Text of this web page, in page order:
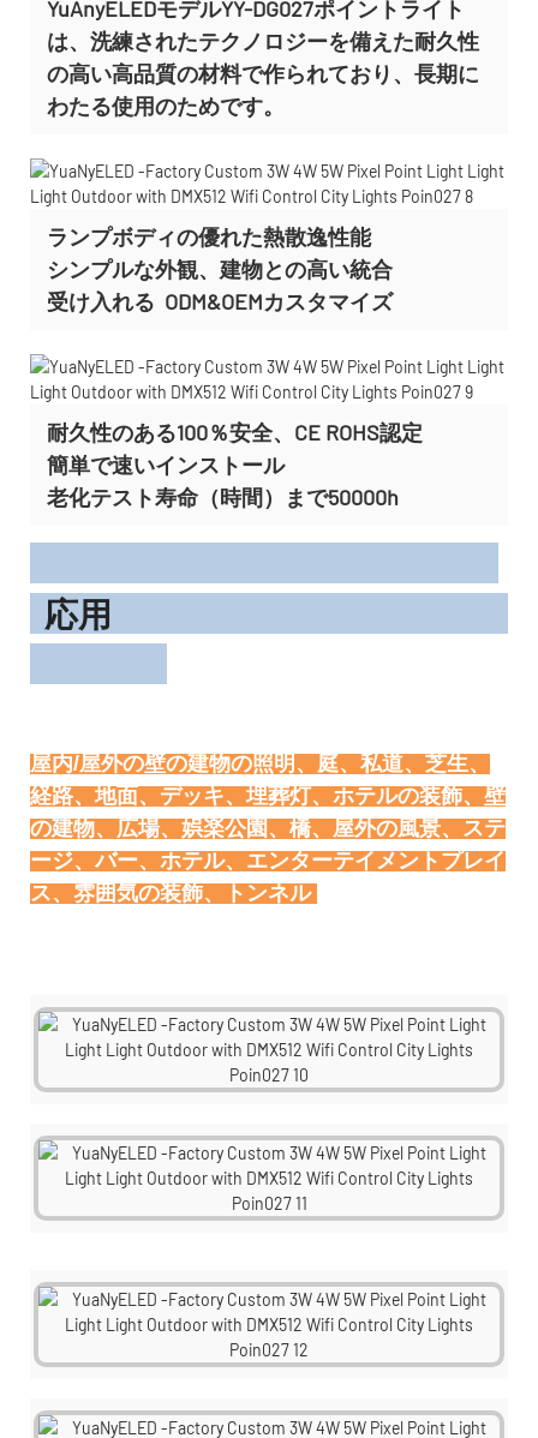
YuAnyELEDモデルYY-DG027ポイントライト
は、洗練されたテクノロジーを備えた耐久性
の高い高品質の材料で作られており、長期に
わたる使用のためです。
ランプボディの優れた熱散逸性能
シンプルな外観、建物との高い統合
受け入れる ODM&OEMカスタマイズ
耐久性のある100％安全、CE ROHS認定
簡単で速いインストール
老化テスト寿命（時間）まで50000h
応用
屋内/屋外の壁の建物の照明、庭、私道、芝生、
経路、地面、デッキ、埋葬灯、ホテルの装飾、壁
の建物、広場、娯楽公園、橋、屋外の風景、ステ
ージ、バー、ホテル、エンターテイメントプレイ